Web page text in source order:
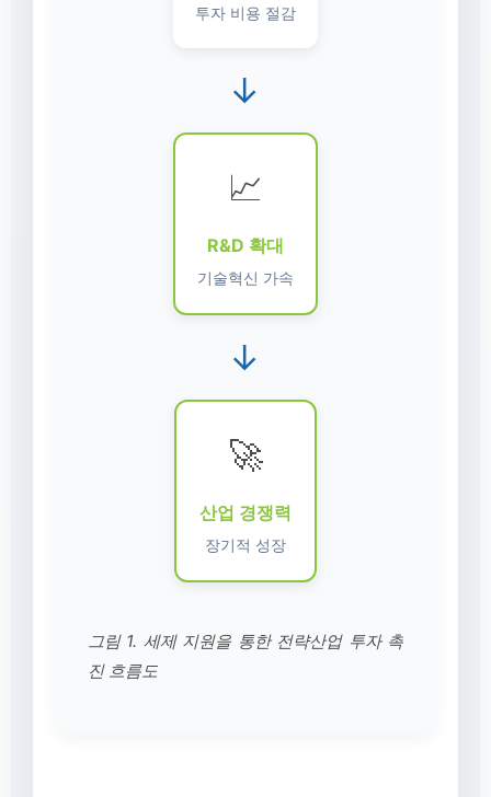
투자 비용 절감
→
📈
R&D 확대
기술혁신 가속
→
🚀
산업 경쟁력
장기적 성장
그림 1. 세제 지원을 통한 전략산업 투자 촉
진 흐름도